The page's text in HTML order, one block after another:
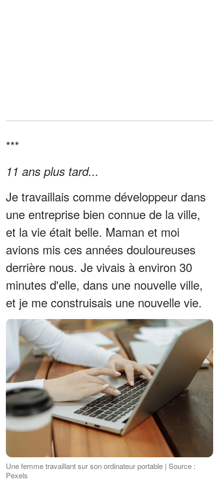
***
11 ans plus tard...
Je travaillais comme développeur dans
une entreprise bien connue de la ville,
et la vie était belle. Maman et moi
avions mis ces années douloureuses
derrière nous. Je vivais à environ 30
minutes d'elle, dans une nouvelle ville,
et je me construisais une nouvelle vie.
Une femme travaillant sur son ordinateur portable | Source :
Pexels